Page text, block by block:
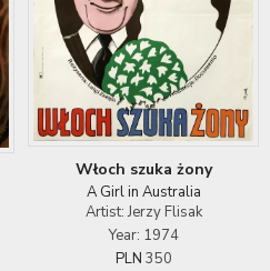
Włoch szuka żony
A Girl in Australia
Artist: Jerzy Flisak
Year: 1974
PLN 350